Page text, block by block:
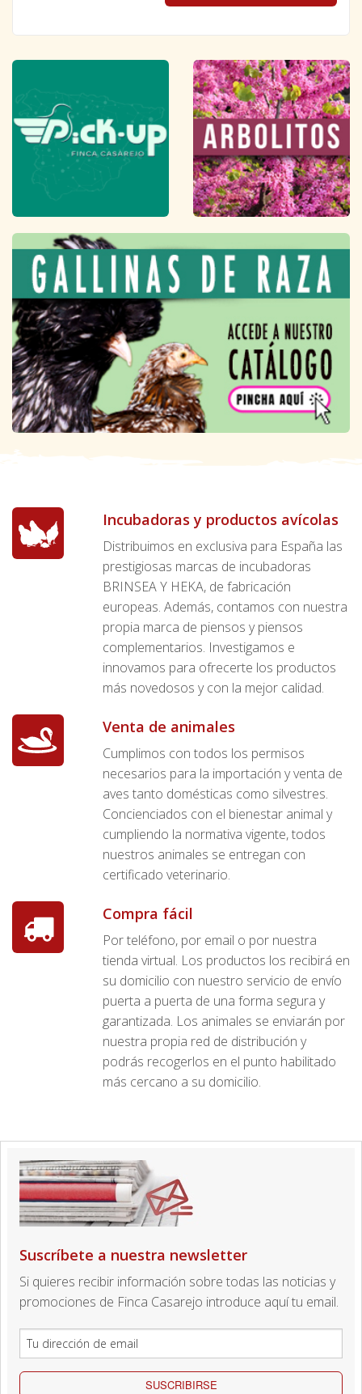
Incubadoras y productos avícolas
Distribuimos en exclusiva para España las
prestigiosas marcas de incubadoras
BRINSEA Y HEKA, de fabricación
europeas. Además, contamos con nuestra
propia marca de piensos y piensos
complementarios. Investigamos e
innovamos para ofrecerte los productos
más novedosos y con la mejor calidad.
Venta de animales
Cumplimos con todos los permisos
necesarios para la importación y venta de
aves tanto domésticas como silvestres.
Concienciados con el bienestar animal y
cumpliendo la normativa vigente, todos
nuestros animales se entregan con
certificado veterinario.
Compra fácil
Por teléfono, por email o por nuestra
tienda virtual. Los productos los recibirá en
su domicilio con nuestro servicio de envío
puerta a puerta de una forma segura y
garantizada. Los animales se enviarán por
nuestra propia red de distribución y
podrás recogerlos en el punto habilitado
más cercano a su domicilio.
Suscríbete a nuestra newsletter
Si quieres recibir información sobre todas las noticias y
promociones de Finca Casarejo introduce aquí tu email.
SUSCRIBIRSE